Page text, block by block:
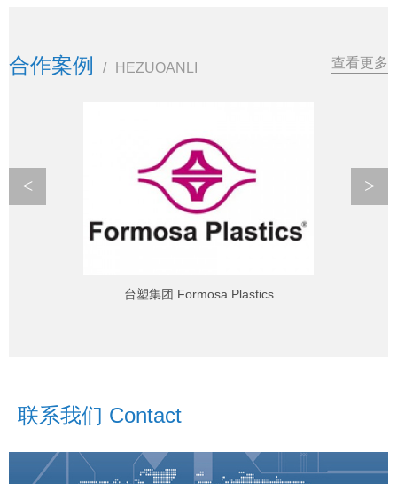
合作案例 / HEZUOANLI 查看更多
台塑集团 Formosa Plastics
< >
联系我们 Contact